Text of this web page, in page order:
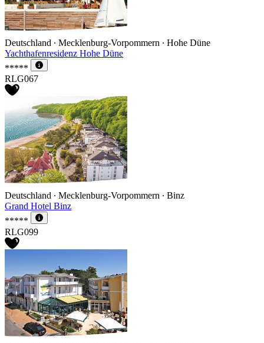
Deutschland ∙ Mecklenburg-Vorpommern ∙ Hohe Düne
Yachthafenresidenz Hohe Düne
*****
RLG067
Deutschland ∙ Mecklenburg-Vorpommern ∙ Binz
Grand Hotel Binz
*****
RLG099